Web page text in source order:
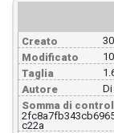
Creato
Modificato
Taglia
Autore
Di
Somma di
c22a